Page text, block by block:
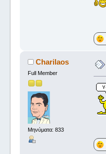
Charilaos
Full Member
Μηνύματα: 833